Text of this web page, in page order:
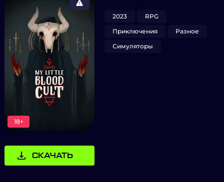
18+
СКАЧАТЬ
2023
RPG
Приключения
Разное
Симуляторы